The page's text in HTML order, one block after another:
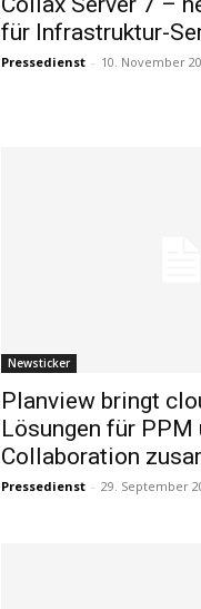
für Infrastruktur-
Pressedienst - 10. November
Newsticker
Planview bringt
Lösungen für PPM
Collaboration
Pressedienst - 29. September